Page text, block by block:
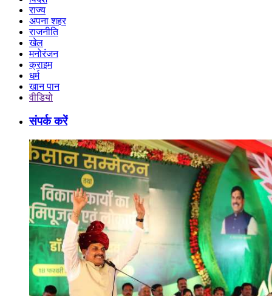
राज्य
अपना शहर
राजनीति
खेल
मनोरंजन
क्राइम
धर्म
खान पान
वीडियो
संपर्क करें